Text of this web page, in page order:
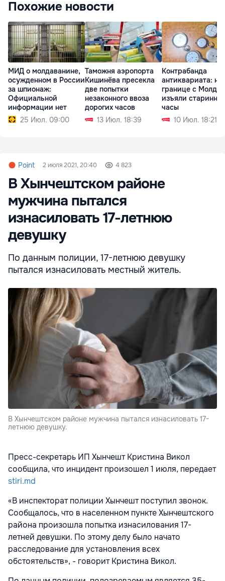
Похожие новости
МИД о молдаванине,
осужденном в России
за шпионаж:
Официальной
информации нет
25 Июл. 09:00
Таможня аэропорта
Кишинёва пресекла
две попытки
незаконного ввоза
дорогих часов
13 Июл. 18:39
Контрабанда
антиквариата: на
границе с
изъяли
часы
10 Июл. 18:21
Point 2 июля 2021, 20:40 4 823
В Хынчештском районе
мужчина пытался
изнасиловать 17-летнюю
девушку
По данным полиции, 17-летнюю девушку
пытался изнасиловать местный житель.
В Хынчештском районе мужчина пытался изнасиловать 17-
летнюю девушку.
Пресс-секретарь ИП Хынчешт Кристина Викол
сообщила, что инцидент произошел 1 июля, передает
stiri.md
«В инспекторат полиции Хынчешт поступил звонок.
Сообщалось, что в населенном пункте Хынчештского
района произошла попытка изнасилования 17-
летней девушки. По этому делу было начато
расследование для установления всех
обстоятельств», - говорит Кристина Викол.